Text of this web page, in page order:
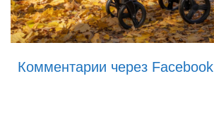
Комментарии через Facebook